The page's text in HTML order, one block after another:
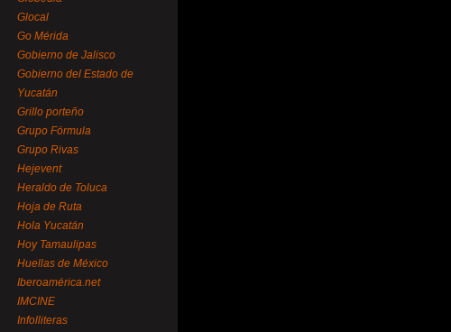
Glocal
Go Mérida
Gobierno de Jalisco
Gobierno del Estado de
Yucatán
Grillo porteño
Grupo Fórmula
Grupo Rivas
Hejevent
Heraldo de Toluca
Hoja de Ruta
Hola Yucatán
Hoy Tamaulipas
Huellas de México
Iberoamérica.net
IMCINE
Infolliteras